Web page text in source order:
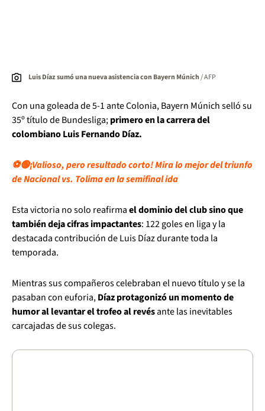
Luis Díaz sumó una nueva asistencia con Bayern Múnich/ AFP
Con una goleada de 5-1 ante Colonia, Bayern Múnich selló su
35º título de Bundesliga;primero en la carrera del
colombiano Luis Fernando Díaz.
⚽🟢¡Valioso, pero resultado corto! Mira lo mejor del triunfo
de Nacional vs. Tolima en la semifinal ida
Esta victoria no solo reafirmael dominio del club sino que
también deja cifras impactantes: 122 goles en liga y la
destacada contribución de Luis Díaz durante toda la
temporada.
Mientras sus compañeros celebraban el nuevo título y se la
pasaban con euforia,Díaz protagonizó un momento de
humor al levantar el trofeo al revésante las inevitables
carcajadas de sus colegas.